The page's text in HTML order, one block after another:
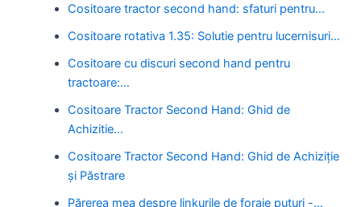
Cositoare tractor second hand: sfaturi pentru…
Cositoare rotativa 1.35: Solutie pentru lucernisuri…
Cositoare cu discuri second hand pentru
tractoare:…
Cositoare Tractor Second Hand: Ghid de
Achizitie…
Cositoare Tractor Second Hand: Ghid de Achiziție
și Păstrare
Părerea mea despre linkurile de foraje puțuri -…